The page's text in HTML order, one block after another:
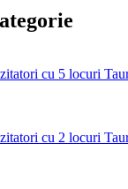
cu 5 locuri
cu 2 locuri